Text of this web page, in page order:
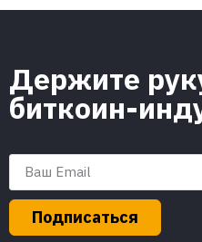
Держите
биткоин-
Подписаться